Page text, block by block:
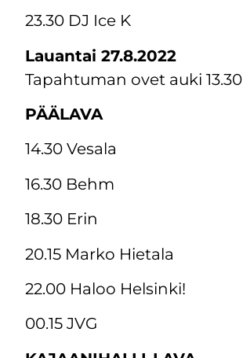
23.30 DJ Ice K
Lauantai 27.8.2022
Tapahtuman ovet auki 13.30
PÄÄLAVA
14.30 Vesala
16.30 Behm
18.30 Erin
20.15 Marko Hietala
22.00 Haloo Helsinki!
00.15 JVG